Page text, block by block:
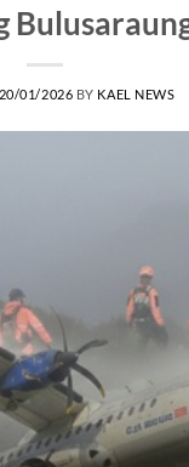
20/01/2026 BY KAEL NEWS